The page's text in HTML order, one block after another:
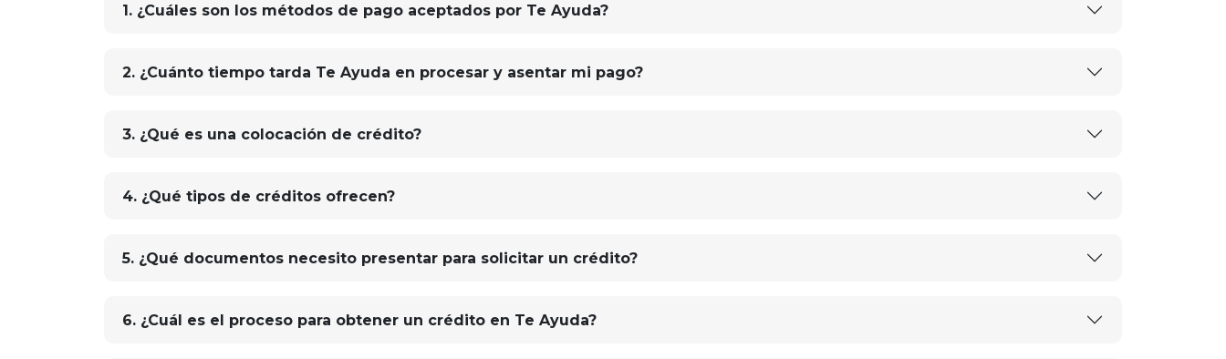
1. ¿Cuáles son los métodos de pago aceptados por Te Ayuda?
2. ¿Cuánto tiempo tarda Te Ayuda en procesar y asentar mi pago?
3. ¿Qué es una colocación de crédito?
4. ¿Qué tipos de créditos ofrecen?
5. ¿Qué documentos necesito presentar para solicitar un crédito?
6. ¿Cuál es el proceso para obtener un crédito en Te Ayuda?